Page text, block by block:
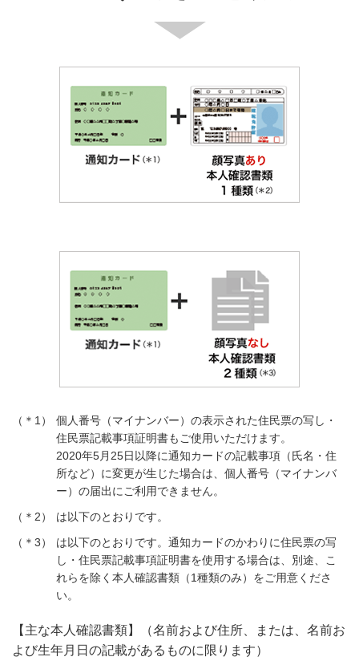
個人番号（マイナンバー）の表示された住民票の写し・
住民票記載事項証明書もご使用いただけます。
2020年5月25日以降に通知カードの記載事項（氏名・住
所など）に変更が生じた場合は、個人番号（マイナンバ
ー）の届出にご利用できません。
は以下のとおりです。
は以下のとおりです。通知カードのかわりに住民票の写
し・住民票記載事項証明書を使用する場合は、別途、こ
れらを除く本人確認書類（1種類のみ）をご用意くださ
い。
【主な本人確認書類】（名前および住所、または、名前お
よび生年月日の記載があるものに限ります）